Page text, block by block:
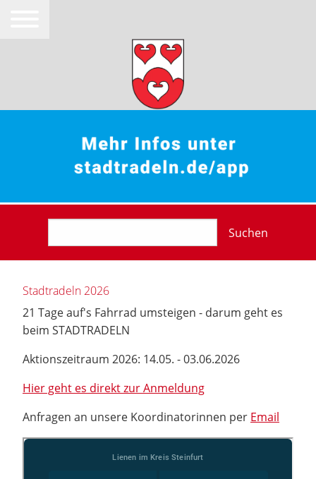
Suchen
Stadtradeln 2026
21 Tage auf's Fahrrad umsteigen - darum geht es
beim STADTRADELN
Aktionszeitraum 2026: 14.05. - 03.06.2026
Hier geht es direkt zur Anmeldung
Anfragen an unsere Koordinatorinnen per Email